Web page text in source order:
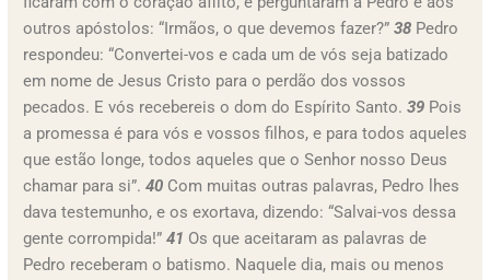
outros apóstolos: “Irmãos, o que devemos fazer?” 38 Pedro
respondeu: “Convertei-vos e cada um de vós seja batizado
em nome de Jesus Cristo para o perdão dos vossos
pecados. E vós recebereis o dom do Espírito Santo. 39 Pois
a promessa é para vós e vossos filhos, e para todos aqueles
que estão longe, todos aqueles que o Senhor nosso Deus
chamar para si”. 40 Com muitas outras palavras, Pedro lhes
dava testemunho, e os exortava, dizendo: “Salvai-vos dessa
gente corrompida!” 41 Os que aceitaram as palavras de
Pedro receberam o batismo. Naquele dia, mais ou menos